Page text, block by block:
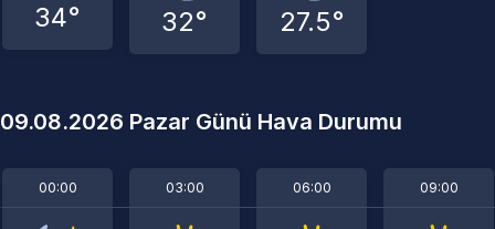
34° 32° 27.5°
09.08.2026 Pazar Günü Hava Durumu
00:00 03:00 06:00 09:00